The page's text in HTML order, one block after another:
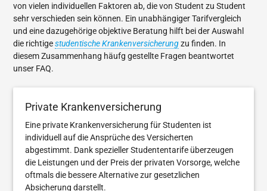
von vielen individuellen Faktoren ab, die von Student zu Student
sehr verschieden sein können. Ein unabhängiger Tarifvergleich
und eine dazugehörige objektive Beratung hilft bei der Auswahl
die richtigestudentische Krankenversicherungzu finden. In
diesem Zusammenhang häufg gestellte Fragen beantwortet
unser FAQ.
Private Krankenversicherung
Eine private Krankenversicherung für Studenten ist
individuell auf die Ansprüche des Versicherten
abgestimmt. Dank spezieller Studententarife überzeugen
die Leistungen und der Preis der privaten Vorsorge, welche
oftmals die bessere Alternative zur gesetzlichen
Absicherung darstellt.